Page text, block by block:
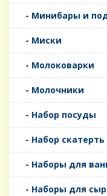
- Минибары и
- Миски
- Молоковарки
- Молочники
- Набор посуды
- Набор
- Наборы для
- Наборы для